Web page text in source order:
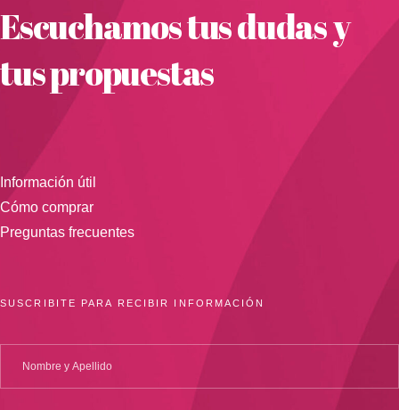
Escuchamos tus dudas y
tus propuestas
Información útil
Cómo comprar
Preguntas frecuentes
SUSCRIBITE PARA RECIBIR INFORMACIÓN